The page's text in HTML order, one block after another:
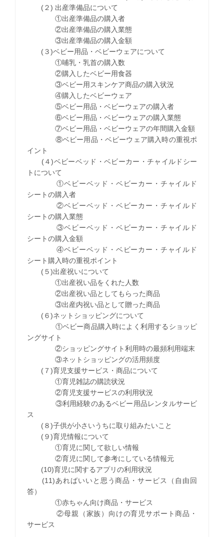
(２) 出産準備品について
①出産準備品の購入者
②出産準備品の購入業態
③出産準備品の購入金額
(３)ベビー用品・ベビーウェアについて
①哺乳・乳首の購入数
②購入したベビー用食器
③ベビー用スキンケア商品の購入状況
④購入したベビーウェア
⑤ベビー用品・ベビーウェアの購入者
⑥ベビー用品・ベビーウェアの購入業態
⑦ベビー用品・ベビーウェアの年間購入金額
⑧ベビー用品・ベビーウェア購入時の重視ポ
イント
(４)ベビーベッド・ベビーカー・チャイルドシー
トについて
①ベビーベッド・ベビーカー・チャイルド
シートの購入者
②ベビーベッド・ベビーカー・チャイルド
シートの購入業態
③ベビーベッド・ベビーカー・チャイルド
シートの購入金額
④ベビーベッド・ベビーカー・チャイルド
シート購入時の重視ポイント
(５)出産祝いについて
①出産祝い品をくれた人数
②出産祝い品としてもらった商品
③出産内祝い品として贈った商品
(６)ネットショッピングについて
①ベビー商品購入時によく利用するショッピ
ングサイト
②ショッピングサイト利用時の最頻利用端末
③ネットショッピングの活用頻度
(７)育児支援サービス・商品について
①育児雑誌の購読状況
②育児支援サービスの利用状況
③利用経験のあるベビー用品レンタルサービ
ス
(８)子供が小さいうちに取り組みたいこと
(９)育児情報について
①育児に関して欲しい情報
②育児に関して参考にしている情報元
(10)育児に関するアプリの利用状況
(11)あればいいと思う商品・サービス（自由回
答）
①赤ちゃん向け商品・サービス
②母親（家族）向けの育児サポート商品・
サービス